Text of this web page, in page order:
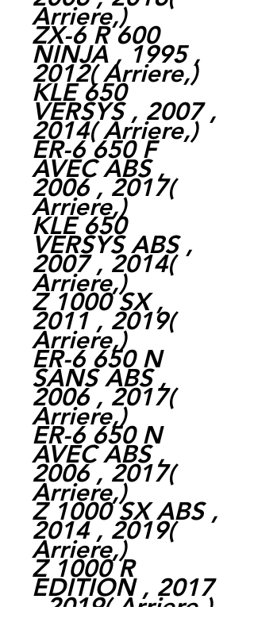
Arriere,)
ZX-6 R 600
NINJA , 1995 ,
2012( Arriere,)
KLE 650
VERSYS , 2007 ,
2014( Arriere,)
ER-6 650 F
AVEC ABS ,
2006 , 2017(
Arriere,)
KLE 650
VERSYS ABS ,
2007 , 2014(
Arriere,)
Z 1000 SX ,
2011 , 2019(
Arriere,)
ER-6 650 N
SANS ABS ,
2006 , 2017(
Arriere,)
ER-6 650 N
AVEC ABS ,
2006 , 2017(
Arriere,)
Z 1000 SX ABS ,
2014 , 2019(
Arriere,)
Z 1000 R
EDITION , 2017
, 2019( Arriere,)